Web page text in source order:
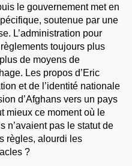
le gouvernement met en
soutenue par une
L’administration pour
toujours plus
de moyens de
Les propos d’Eric
et de l’identité nationale
d’Afghans vers un pays
mieux ce moment où le
n’avaient pas le statut de
règles, alourdi les
?